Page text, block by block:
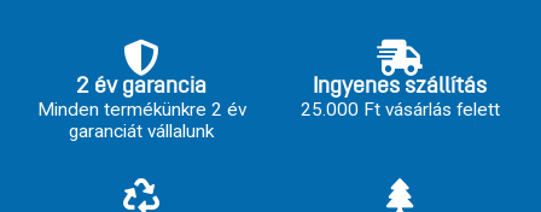
2 év garancia
Minden termékünkre 2 év
garanciát vállalunk
Ingyenes szállítás
25.000 Ft vásárlás felett